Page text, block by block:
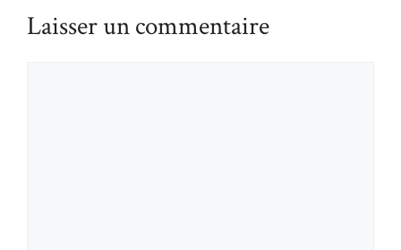
Laisser un commentaire